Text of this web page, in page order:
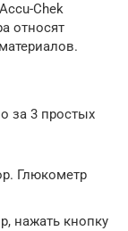
Chek
относят
за 3 простых
Глюкометр
нажать кнопку